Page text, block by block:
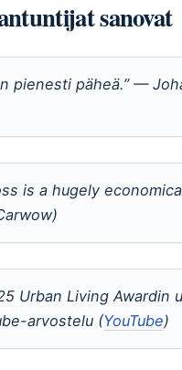
sanovat
pienesti päheä.” —
is a hugely
Urban Living Awardin
arvostelu (YouTube)